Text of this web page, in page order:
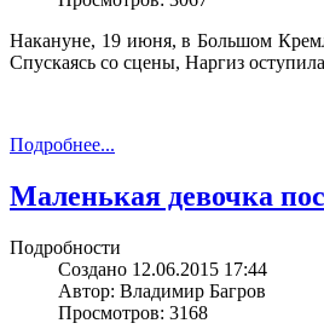
Накануне, 19 июня, в Большом
Спускаясь со сцены, Наргиз
Подробнее...
Маленькая девочка
Подробности
Создано 12.06.2015 17:44
Автор: Владимир Багров
Просмотров: 3168